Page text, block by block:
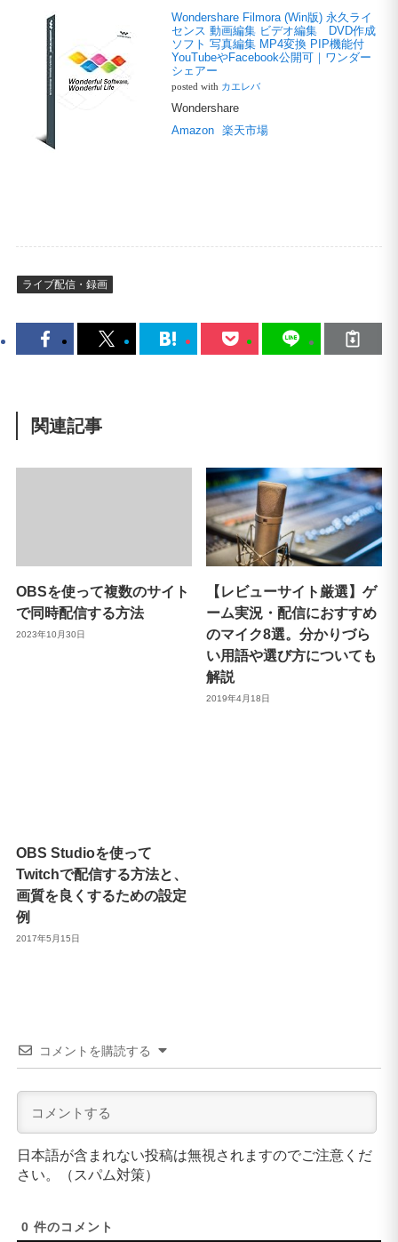
Wondershare Filmora (Win版) 永久ライ
センス 動画編集 ビデオ編集 DVD作成
ソフト 写真編集 MP4変換 PIP機能付
YouTubeやFacebook公開可｜ワンダー
シェアー
posted with カエレバ
Wondershare
Amazon
楽天市場
ライブ配信・録画
関連記事
OBSを使って複数のサイト
で同時配信する方法
2023年10月30日
【レビューサイト厳選】ゲ
ーム実況・配信におすすめ
のマイク8選。分かりづら
い用語や選び方についても
解説
2019年4月18日
OBS Studioを使って
Twitchで配信する方法と、
画質を良くするための設定
例
2017年5月15日
コメントを購読する
日本語が含まれない投稿は無視されますのでご注意くだ
さい。（スパム対策）
0 件のコメント